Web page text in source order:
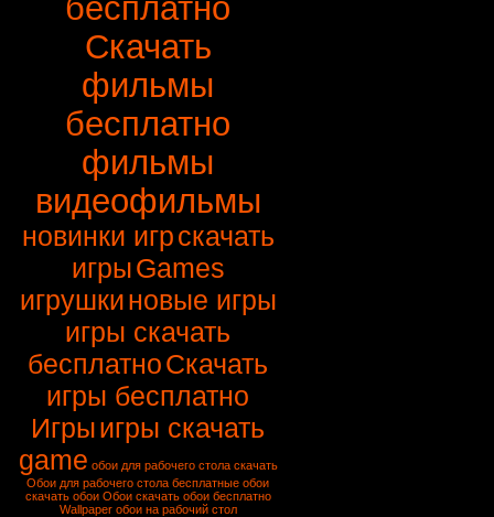
бесплатно
Скачать
фильмы
бесплатно
фильмы
видеофильмы
новинки игрскачать
игрыGames
игрушкиновые игры
игры скачать
бесплатноСкачать
игры бесплатно
Игрыигры скачать
game обои для рабочего стола скачать
Обои для рабочего стола бесплатные обои
скачать обои Обои скачать обои бесплатно
Wallpaper обои на рабочий стол